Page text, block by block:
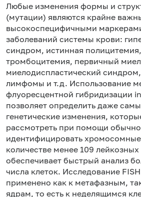
Любые изменения формы и
(мутации) являются крайне
высокоспецифичными
заболеваний системы крови:
синдром, истинная
тромбоцитемия, первичный
миелодиспластический
лимфомы и т.д. Использование
флуоресцентной гибридизации
позволяет определить даже
генетические изменения,
рассмотреть при помощи
идентифицировать
количестве менее 109 лейкозных
обеспечивает быстрый анализ
числа клеток. Исследование
применено как к метафазным,
ядрам, то есть к неделящимся